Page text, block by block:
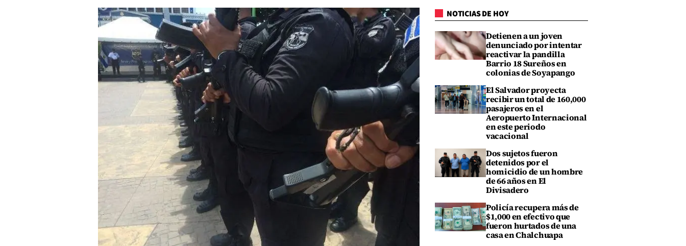
NOTICIAS DE HOY
Detienen a un joven
denunciado por intentar
reactivar la pandilla
Barrio 18 Sureños en
colonias de Soyapango
El Salvador proyecta
recibir un total de 160,000
pasajeros en el
Aeropuerto Internacional
en este periodo
vacacional
Dos sujetos fueron
detenidos por el
homicidio de un hombre
de 66 años en El
Divisadero
Policía recupera más de
$1,000 en efectivo que
fueron hurtados de una
casa en Chalchuapa